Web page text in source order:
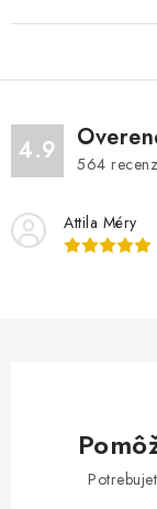
4.9 564
Attila Méry